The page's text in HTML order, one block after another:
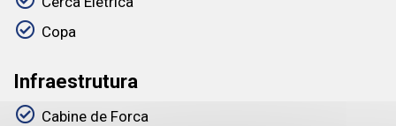
Copa
Infraestrutura
Cabine de Forca